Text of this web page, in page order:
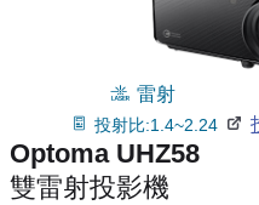
雷射
投射比:1.4~2.24
Optoma UHZ58
雙雷射投影機